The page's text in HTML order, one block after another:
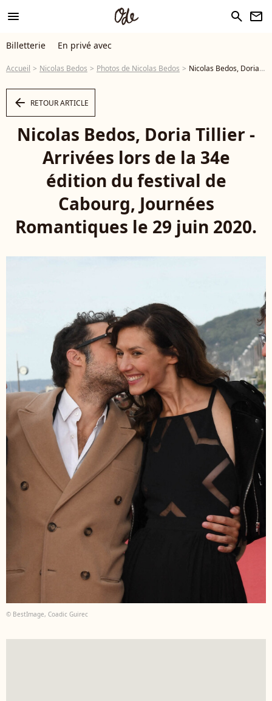
menu search newsletter
Billetterie En privé avec
Accueil Nicolas Bedos Photos de Nicolas Bedos Nicolas Bedos, Doria Tillier - Arrivées lors de la 34e édition du festival de Cabourg, Journées Romantiques le 29 juin 2020. © Coadic Guirec / Bestimage - Photo
arrow_left RETOUR ARTICLE
Nicolas Bedos, Doria Tillier -
Arrivées lors de la 34e
édition du festival de
Cabourg, Journées
Romantiques le 29 juin 2020.
© BestImage, Coadic Guirec